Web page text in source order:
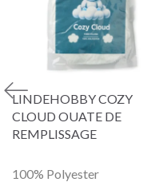
LINDEHOBBY COZY
CLOUD OUATE DE
REMPLISSAGE
100% Polyester